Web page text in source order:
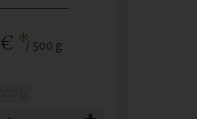
*/ 500 g